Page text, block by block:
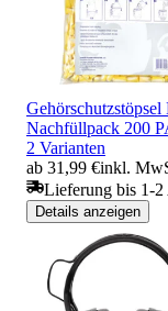
Nachfüllpack 200
2 Varianten
ab 31,99 €inkl.
Lieferung bis 1-2
Details anzeigen